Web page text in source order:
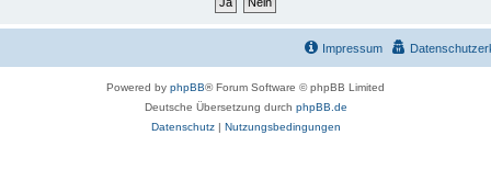
Impressum
Powered by phpBB® Forum Software © phpBB Limited
Deutsche Übersetzung durch phpBB.de
Datenschutz| Nutzungsbedingungen